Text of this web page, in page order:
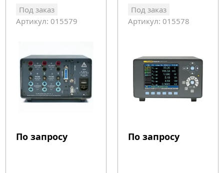
Под заказ
Артикул: 015579
По запросу
Под заказ
Артикул: 015578
По запросу